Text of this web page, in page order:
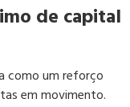
de capital
como um reforço
em movimento.